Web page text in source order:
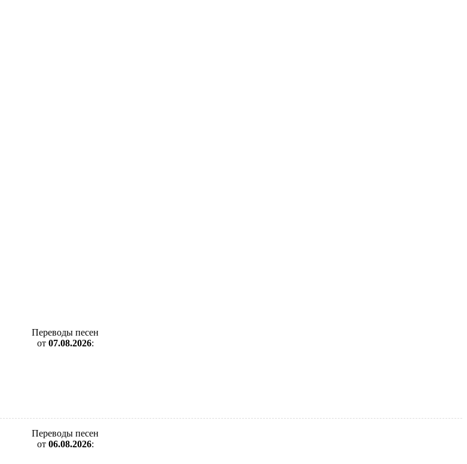
Переводы песен
от 07.08.2026:
Переводы песен
от 06.08.2026: